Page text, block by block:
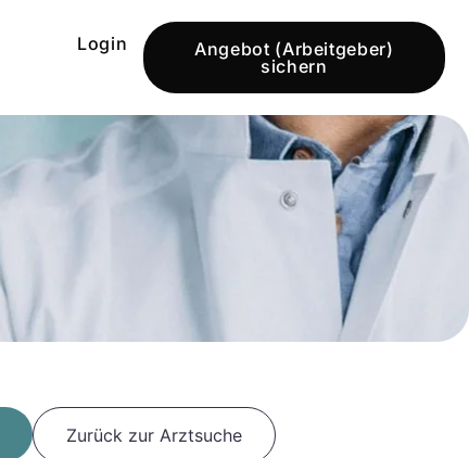
Login
Angebot (Arbeitgeber)
sichern
Zurück zur Arztsuche